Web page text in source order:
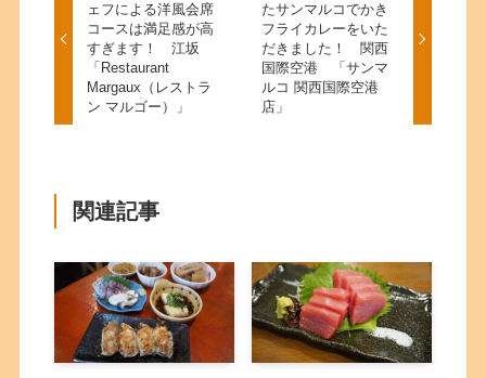
ェフによる洋風会席
コースは満足感が高
すぎます！ 江坂
「Restaurant
Margaux（レストラ
ン マルゴー）」
たサンマルコでかき
フライカレーをいた
だきました！ 関西
国際空港 「サンマ
ルコ 関西国際空港
店」
関連記事